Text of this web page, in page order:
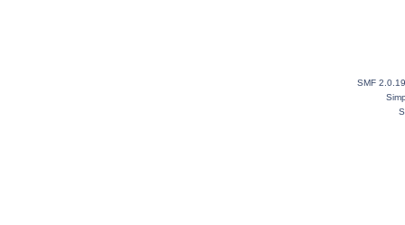
SMF 2.0.19